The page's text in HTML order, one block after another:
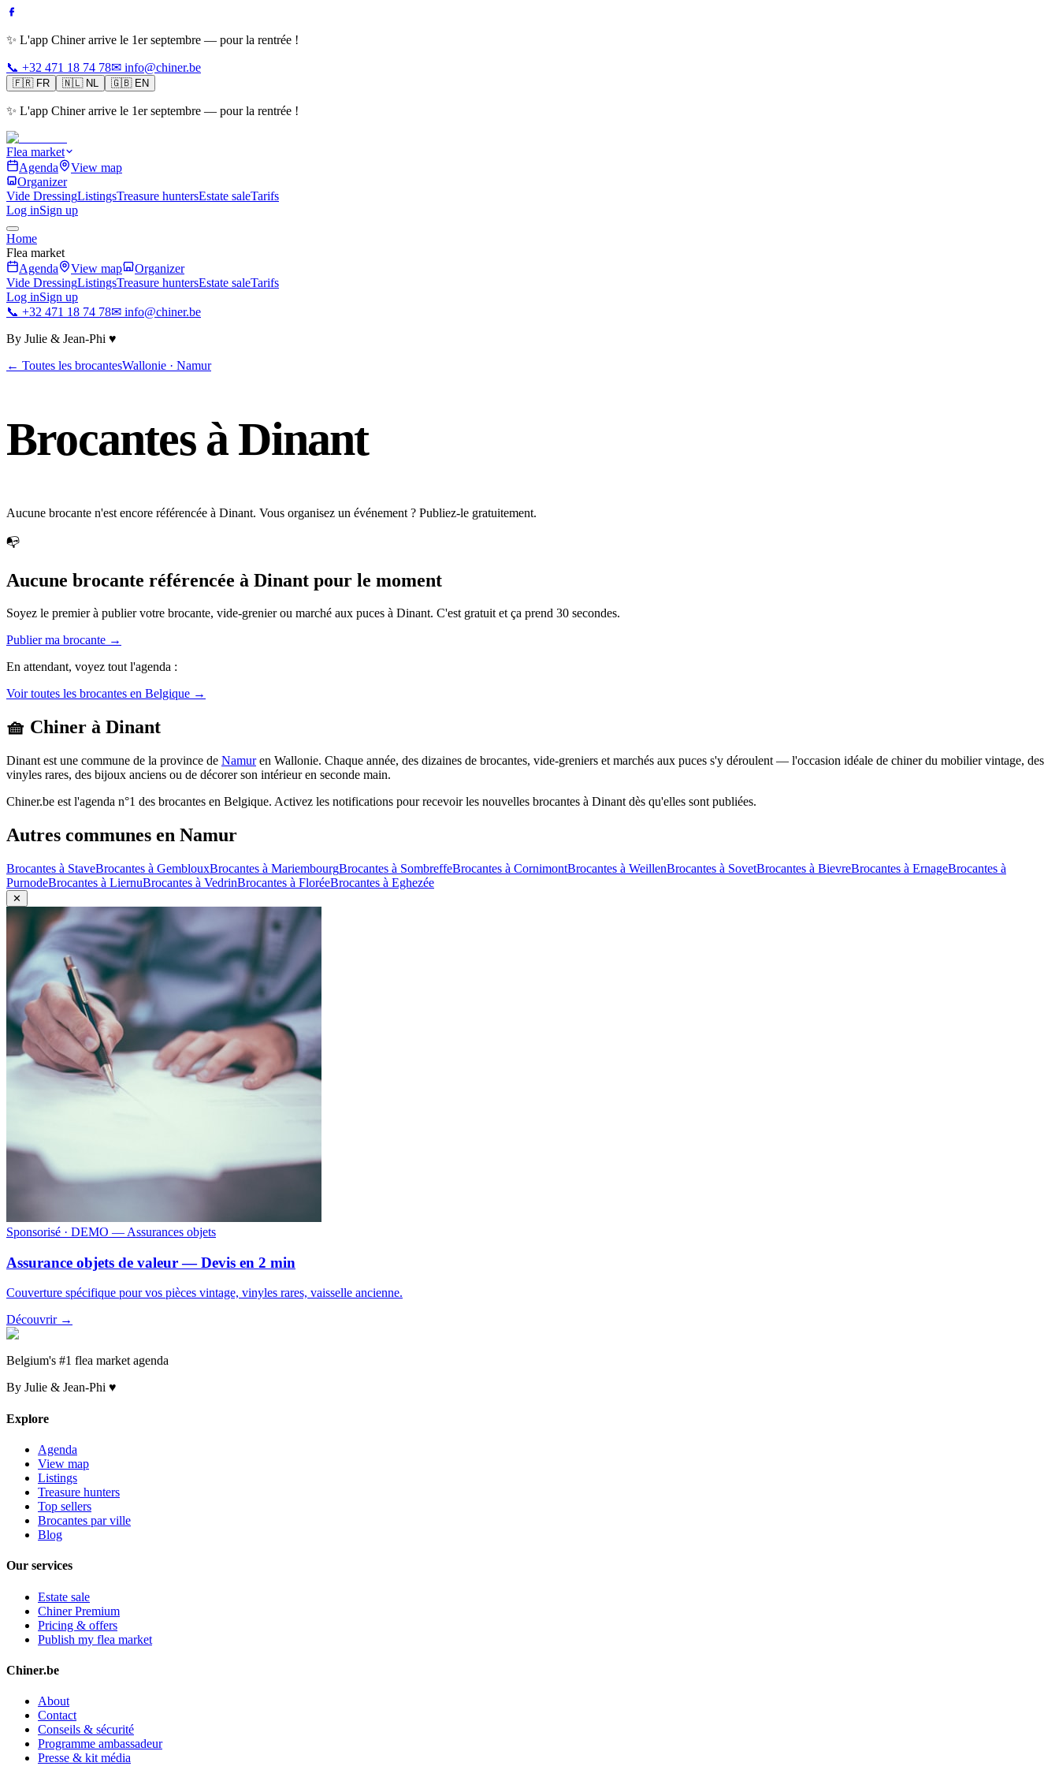
✨ L'app Chiner arrive le 1er septembre — pour la rentrée !
📞 +32 471 18 74 78✉ info@chiner.be
🇫🇷 FR 🇳🇱 NL 🇬🇧 EN
✨ L'app Chiner arrive le 1er septembre — pour la rentrée !
Flea market
Agenda
View map
Organizer
Vide DressingListingsTreasure huntersEstate saleTarifs
Log inSign up
Home
Flea market
Agenda
View map
Organizer
Vide DressingListingsTreasure huntersEstate saleTarifs
Log inSign up
📞 +32 471 18 74 78✉ info@chiner.be
By Julie & Jean-Phi ♥
← Toutes les brocantesWallonie · Namur
Brocantes àDinant
Aucune brocante n'est encore référencée à Dinant. Vous organisez un événement ? Publiez-le gratuitement.
📭
Aucune brocante référencée à Dinant pour le moment
Soyez le premier à publier votre brocante, vide-grenier ou marché aux puces à Dinant. C'est gratuit et ça prend 30 secondes.
Publier ma brocante →
En attendant, voyez tout l'agenda :
Voir toutes les brocantes en Belgique →
🧺 Chiner à Dinant
Dinant est une commune de la province de Namur en Wallonie. Chaque année, des dizaines de brocantes, vide-greniers et marchés aux puces s'y déroulent — l'occasion idéale de chiner du mobilier vintage, des
vinyles rares, des bijoux anciens ou de décorer son intérieur en seconde main.
Chiner.be est l'agenda n°1 des brocantes en Belgique. Activez les notifications pour recevoir les nouvelles brocantes à Dinant dès qu'elles sont publiées.
Autres communes en Namur
Brocantes à StaveBrocantes à GemblouxBrocantes à MariembourgBrocantes à SombreffeBrocantes à CornimontBrocantes à WeillenBrocantes à SovetBrocantes à BievreBrocantes à ErnageBrocantes à
PurnodeBrocantes à LiernuBrocantes à VedrinBrocantes à FloréeBrocantes à Eghezée
✕
Sponsorisé · DEMO — Assurances objets
Assurance objets de valeur — Devis en 2 min
Couverture spécifique pour vos pièces vintage, vinyles rares, vaisselle ancienne.
Découvrir →
Belgium's #1 flea market agenda
By Julie & Jean-Phi ♥
Explore
Agenda
View map
Listings
Treasure hunters
Top sellers
Brocantes par ville
Blog
Our services
Estate sale
Chiner Premium
Pricing & offers
Publish my flea market
Chiner.be
About
Contact
Conseils & sécurité
Programme ambassadeur
Presse & kit média